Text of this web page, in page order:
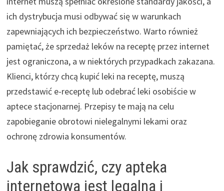
ich dystrybucja musi odbywać się w warunkach
zapewniających ich bezpieczeństwo. Warto również
pamiętać, że sprzedaż leków na receptę przez internet
jest ograniczona, a w niektórych przypadkach zakazana.
Klienci, którzy chcą kupić leki na receptę, muszą
przedstawić e-receptę lub odebrać leki osobiście w
aptece stacjonarnej. Przepisy te mają na celu
zapobieganie obrotowi nielegalnymi lekami oraz
ochronę zdrowia konsumentów.
Jak sprawdzić, czy apteka
internetowa jest legalna i